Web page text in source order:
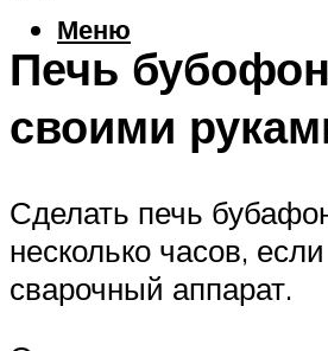
Меню
Печь
своими
Сделать печь
несколько часов,
сварочный аппарат.